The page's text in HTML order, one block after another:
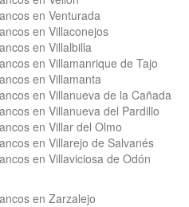
en Venturada
en Villaconejos
en Villalbilla
en Villamanrique de Tajo
en Villamanta
en Villanueva de la Cañada
en Villanueva del Pardillo
en Villar del Olmo
en Villarejo de Salvanés
en Villaviciosa de Odón
en Zarzalejo